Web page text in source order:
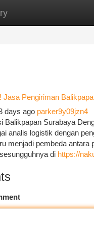
New Site Listings
Jasa Pengiriman
days ago parker9y09jzn4
Balikpapan Surabaya
analis logistik dengan
menjadi pembeda antara
di https://